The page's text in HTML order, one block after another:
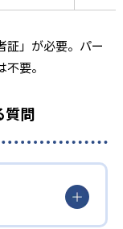
証」が必要。パー
要。
質問